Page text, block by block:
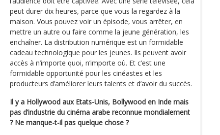
peut durer dix heures, parce que vous la regardez à la
maison. Vous pouvez voir un épisode, vous arrêter, en
mettre un autre ou faire comme la jeune génération, les
enchaîner. La distribution numérique est un formidable
cadeau technologique pour les jeunes. Ils peuvent avoir
accès à n’importe quoi, n’importe où. Et c’est une
formidable opportunité pour les cinéastes et les
producteurs d’améliorer leurs talents et d’avoir du succès.
Il y a Hollywood aux Etats-Unis, Bollywood en Inde mais
pas d’industrie du cinéma arabe reconnue mondialement
? Ne manque-t-il pas quelque chose ?